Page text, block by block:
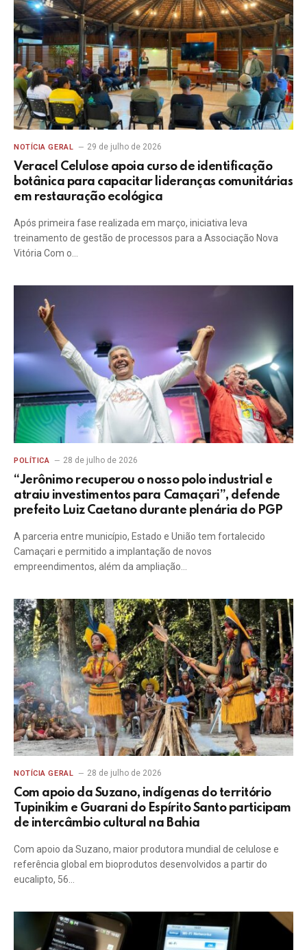
NOTÍCIA GERAL 29 de julho de 2026
Veracel Celulose apoia curso de identificação
botânica para capacitar lideranças comunitárias
em restauração ecológica
Após primeira fase realizada em março, iniciativa leva
treinamento de gestão de processos para a Associação Nova
Vitória Com o…
POLÍTICA 28 de julho de 2026
“Jerônimo recuperou o nosso polo industrial e
atraiu investimentos para Camaçari”, defende
prefeito Luiz Caetano durante plenária do PGP
A parceria entre município, Estado e União tem fortalecido
Camaçari e permitido a implantação de novos
empreendimentos, além da ampliação…
NOTÍCIA GERAL 28 de julho de 2026
Com apoio da Suzano, indígenas do território
Tupinikim e Guarani do Espírito Santo participam
de intercâmbio cultural na Bahia
Com apoio da Suzano, maior produtora mundial de celulose e
referência global em bioprodutos desenvolvidos a partir do
eucalipto, 56…